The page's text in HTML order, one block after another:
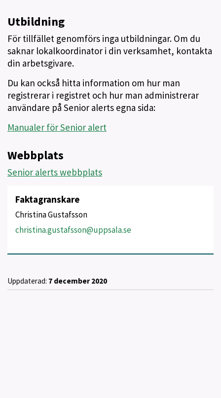
Utbildning
För tillfället genomförs inga utbildningar. Om du
saknar lokalkoordinator i din verksamhet, kontakta
din arbetsgivare.
Du kan också hitta information om hur man
registrerar i registret och hur man administrerar
användare på Senior alerts egna sida:
Manualer för Senior alert
Webbplats
Senior alerts webbplats
Faktagranskare
Christina Gustafsson
christina.gustafsson@uppsala.se
Uppdaterad: 7 december 2020